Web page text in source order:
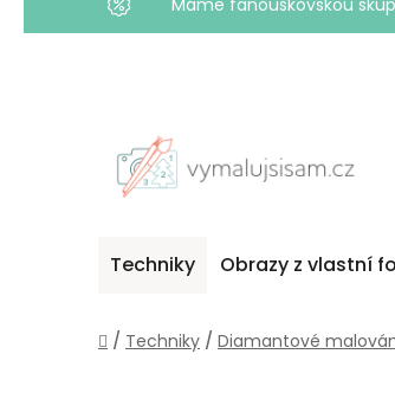
Máme fanouškovskou
Techniky Obrazy z vlastní
Domů
/ Techniky / Diamantové